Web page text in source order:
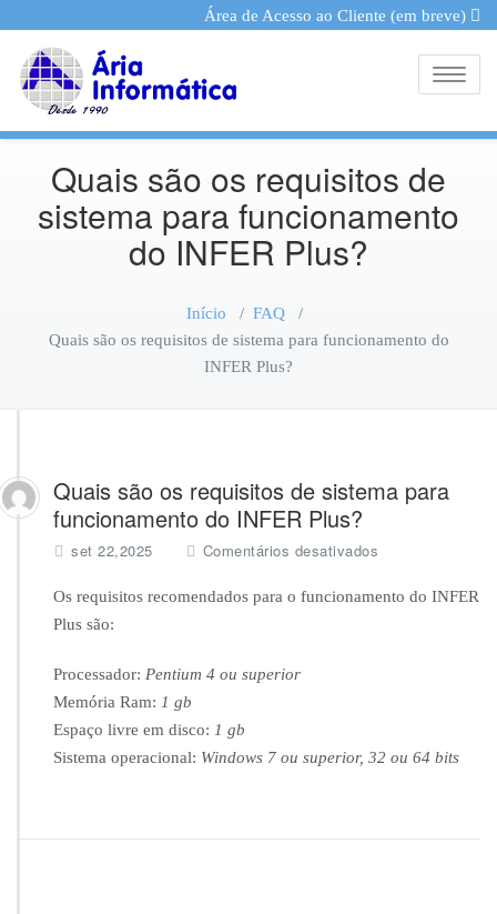
Área de Acesso ao Cliente (em breve)
Quais são os requisitos de
sistema para funcionamento
do INFER Plus?
Início / FAQ/
Quais são os requisitos de sistema para funcionamento do
INFER Plus?
Quais são os requisitos de sistema para
funcionamento do INFER Plus?
set 22,2025 Comentários desativados
Q
o
e
Os requisitos recomendados para o funcionamento do INFER
Plus são:
Processador: Pentium 4 ou superior
Memória Ram: 1 gb
Espaço livre em disco: 1 gb
Sistema operacional: Windows 7 ou superior, 32 ou 64 bits